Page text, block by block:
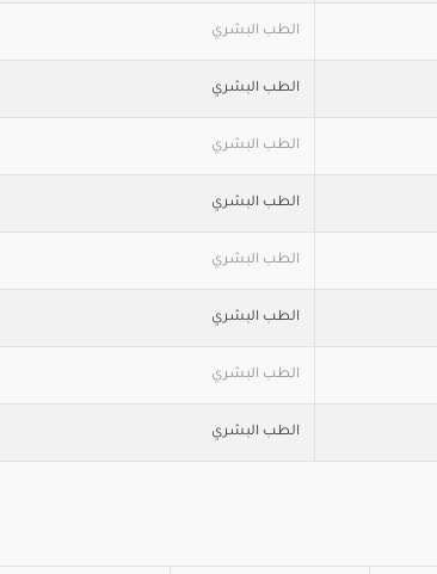
الطب البشري
الطب البشري
الطب البشري
الطب البشري
الطب البشري
الطب البشري
الطب البشري
الطب البشري